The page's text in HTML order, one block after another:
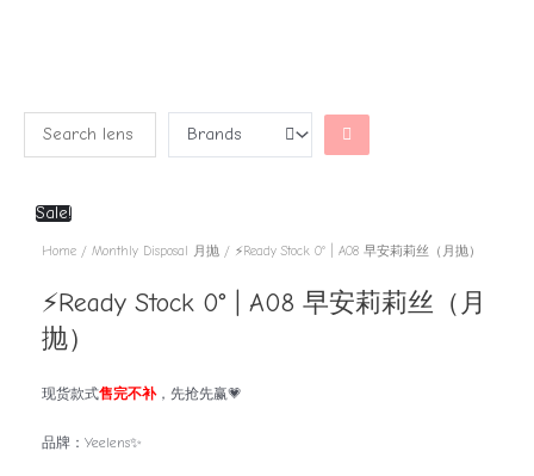
Sale!
Home / Monthly Disposal 月抛 / ⚡Ready Stock 0° | A08 早安莉莉丝（月抛）
⚡Ready Stock 0° | A08 早安莉莉丝（月
抛）
现货款式售完不补，先抢先赢💗
品牌：Yeelens✨